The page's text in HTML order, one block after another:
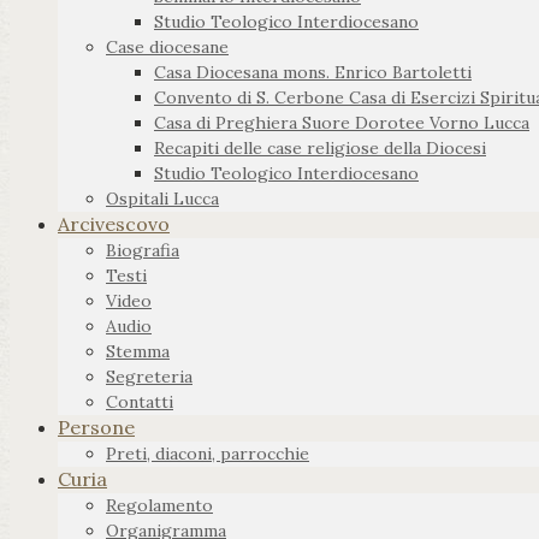
Studio Teologico Interdiocesano
Case diocesane
Casa Diocesana mons. Enrico Bartoletti
Convento di S. Cerbone Casa di Esercizi
Casa di Preghiera Suore Dorotee Vorno Lucca
Recapiti delle case religiose della Diocesi
Studio Teologico Interdiocesano
Ospitali Lucca
Arcivescovo
Biografia
Testi
Video
Audio
Stemma
Segreteria
Contatti
Persone
Preti, diaconi, parrocchie
Curia
Regolamento
Organigramma